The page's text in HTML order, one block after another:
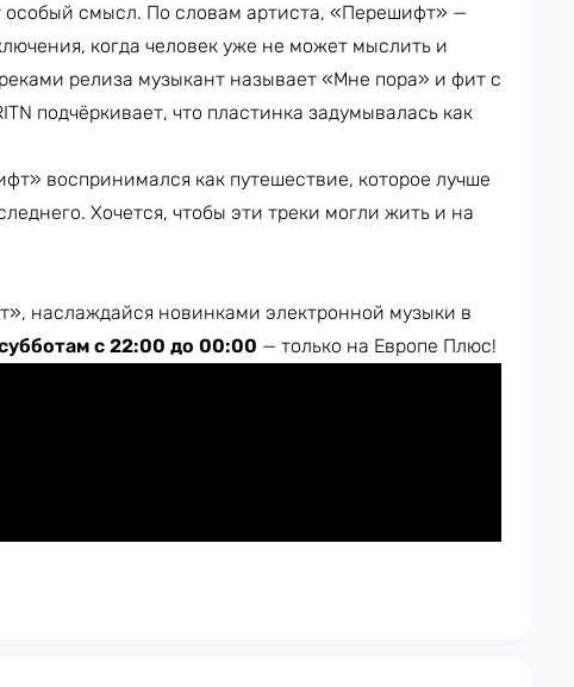
смысл. По словам артиста, «Перешифт» —
когда человек уже не может мыслить и
релиза музыкант называет «Мне пора» и фит с
подчёркивает, что пластинка задумывалась как
воспринимался как путешествие, которое лучше
Хочется, чтобы эти треки могли жить и на
наслаждайся новинками электронной музыки в
с 22:00 до 00:00 — только на Европе Плюс!​